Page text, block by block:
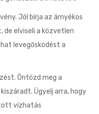
Jól bírja az árnyékos
de elviseli a közvetlen
levegősködést a
Öntözd meg a
Ügyelj arra, hogy
vízhatás